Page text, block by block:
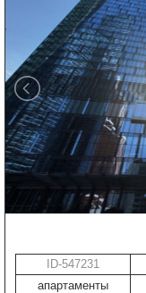
ID-547231
апартаменты